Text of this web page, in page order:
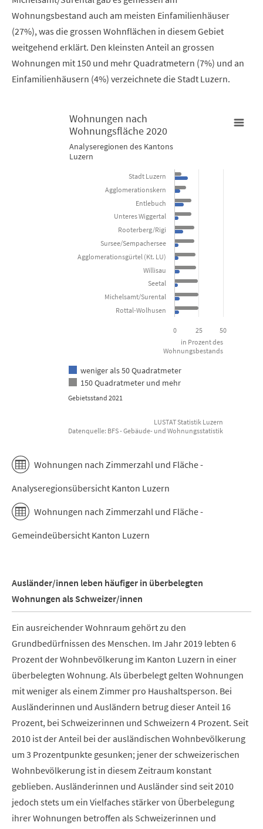
Wohnungsbestand auch am meisten Einfamilienhäuser
(27%), was die grossen Wohnflächen in diesem Gebiet
weitgehend erklärt. Den kleinsten Anteil an grossen
Wohnungen mit 150 und mehr Quadratmetern (7%) und an
Einfamilienhäusern (4%) verzeichnete die Stadt Luzern.
Wohnungen nach Wohnungsfläche 2020
Analyseregionen des Kantons Luzern
View as data table, Wohnungen nach Wohnungsfläche
The chart has 1 X axis displaying categories.
The chart has 1 Y axis displaying in Prozent des
Gebietsstand 2021
in Prozent des
Wohnungsbestands
Wohnungen nach
Wohnungsfläche 2020
Analyseregionen des Kantons
Luzern
weniger als 50 Quadratmeter
150 Quadratmeter und mehr
0 25 50
Rottal-Wolhusen
Michelsamt/Surental
Seetal
Willisau
Agglomerationsgürtel (Kt. LU)
Sursee/Sempachersee
Rooterberg/Rigi
Unteres Wiggertal
Entlebuch
Agglomerationskern
Stadt Luzern
LUSTAT Statistik Luzern
Datenquelle: BFS - Gebäude- und Wohnungsstatistik
Wohnungen nach Zimmerzahl und Fläche -
Analyseregionsübersicht Kanton Luzern
Wohnungen nach Zimmerzahl und Fläche -
Gemeindeübersicht Kanton Luzern
Ausländer/innen leben häufiger in überbelegten
Wohnungen als Schweizer/innen
Ein ausreichender Wohnraum gehört zu den
Grundbedürfnissen des Menschen. Im Jahr 2019 lebten 6
Prozent der Wohnbevölkerung im Kanton Luzern in einer
überbelegten Wohnung. Als überbelegt gelten Wohnungen
mit weniger als einem Zimmer pro Haushaltsperson. Bei
Ausländerinnen und Ausländern betrug dieser Anteil 16
Prozent, bei Schweizerinnen und Schweizern 4 Prozent. Seit
2010 ist der Anteil bei der ausländischen Wohnbevölkerung
um 3 Prozentpunkte gesunken; jener der schweizerischen
Wohnbevölkerung ist in diesem Zeitraum konstant
geblieben. Ausländerinnen und Ausländer sind seit 2010
jedoch stets um ein Vielfaches stärker von Überbelegung
ihrer Wohnungen betroffen als Schweizerinnen und